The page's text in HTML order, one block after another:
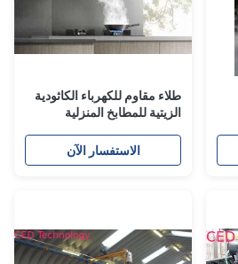
طلاء مقاوم للكهرباء الكاثودية
الزيتية للمطابخ المنزلية
الاستفسار الآن